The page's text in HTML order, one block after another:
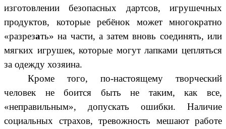
изготовлении безопасных дартсов, игрушечных
продуктов, которые ребёнок может многократно
«разрезать» на части, а затем вновь соединять, или
мягких игрушек, которые могут лапками цепляться
за одежду хозяина.
Кроме того, по-настоящему творческий
человек не боится быть не таким, как все,
«неправильным», допускать ошибки. Наличие
социальных страхов, тревожность мешают работе